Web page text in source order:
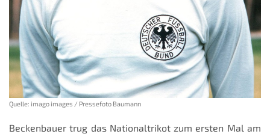
Quelle: imago images / Pressefoto Baumann
Beckenbauer trug das Nationaltrikot zum ersten Mal am